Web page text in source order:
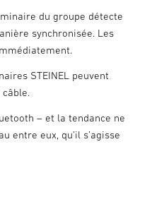
du groupe détecte
synchronisée. Les
STEINEL peuvent
– et la tendance ne
entre eux, qu’il s’agisse